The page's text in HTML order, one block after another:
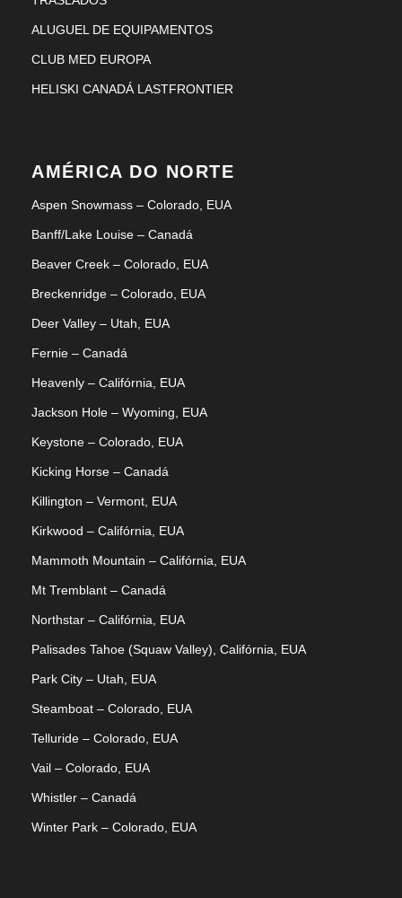
ALUGUEL DE EQUIPAMENTOS
CLUB MED EUROPA
HELISKI CANADÁ LASTFRONTIER
AMÉRICA DO NORTE
Aspen Snowmass – Colorado, EUA
Banff/Lake Louise – Canadá
Beaver Creek – Colorado, EUA
Breckenridge – Colorado, EUA
Deer Valley – Utah, EUA
Fernie – Canadá
Heavenly – Califórnia, EUA
Jackson Hole – Wyoming, EUA
Keystone – Colorado, EUA
Kicking Horse – Canadá
Killington – Vermont, EUA
Kirkwood – Califórnia, EUA
Mammoth Mountain – Califórnia, EUA
Mt Tremblant – Canadá
Northstar – Califórnia, EUA
Palisades Tahoe (Squaw Valley), Califórnia, EUA
Park City – Utah, EUA
Steamboat – Colorado, EUA
Telluride – Colorado, EUA
Vail – Colorado, EUA
Whistler – Canadá
Winter Park – Colorado, EUA